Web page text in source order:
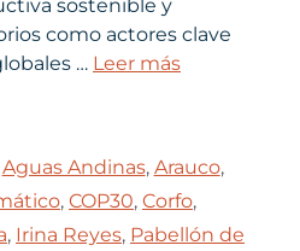
sostenible y
como actores clave
… Leer más
Aguas Andinas, Arauco,
, COP30, Corfo,
, Irina Reyes, Pabellón de